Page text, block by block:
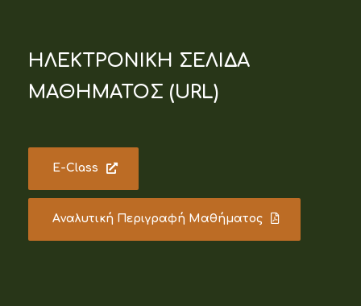
ΗΛΕΚΤΡΟΝΙΚΗ ΣΕΛΙΔΑ
ΜΑΘΗΜΑΤΟΣ (URL)
E-Class
Aναλυτική Περιγραφή Μαθήματος